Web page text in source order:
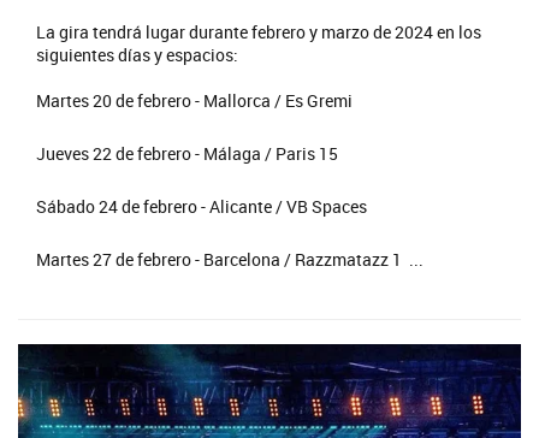
La gira tendrá lugar durante febrero y marzo de 2024 en los
siguientes días y espacios:
Martes 20 de febrero - Mallorca / Es Gremi
Jueves 22 de febrero - Málaga / Paris 15
Sábado 24 de febrero - Alicante / VB Spaces
Martes 27 de febrero - Barcelona / Razzmatazz 1 ...